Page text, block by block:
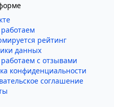
рейтинг
данных
с отзывами
конфиденциальности
соглашение